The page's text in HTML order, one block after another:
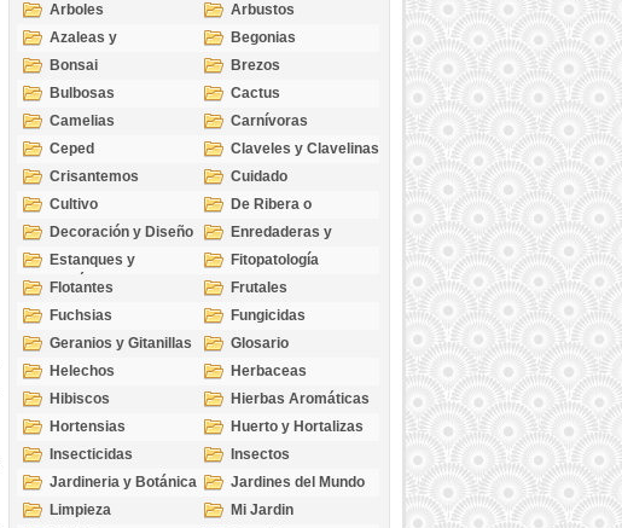
Arboles
Arbustos
Azaleas y
Rododendros
Begonias
Bonsai
Brezos
Bulbosas
Cactus
Camelias
Carnívoras
Ceped
Claveles y Clavelinas
Crisantemos
Cuidado
Cultivo
De Ribera o
Palustres
Decoración y Diseño
Enredaderas y
cubresuelos
Estanques y
Acuáticas
Fitopatología
Flotantes
Frutales
Fuchsias
Fungicidas
Geranios y Gitanillas
Glosario
Helechos
Herbaceas
Hibiscos
Hierbas Aromáticas
Hortensias
Huerto y Hortalizas
Insecticidas
Insectos
Jardineria y Botánica
Jardines del Mundo
Limpieza
Mi Jardin